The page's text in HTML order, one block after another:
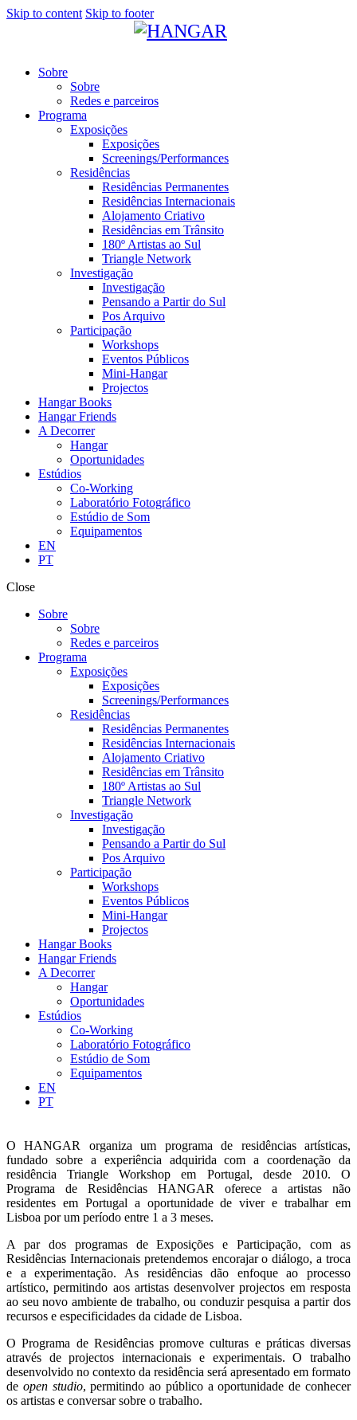
Skip to content Skip to footer
Sobre
Sobre
Redes e parceiros
Programa
Exposições
Exposições
Screenings/Performances
Residências
Residências Permanentes
Residências Internacionais
Alojamento Criativo
Residências em Trânsito
180º Artistas ao Sul
Triangle Network
Investigação
Investigação
Pensando a Partir do Sul
Pos Arquivo
Participação
Workshops
Eventos Públicos
Mini-Hangar
Projectos
Hangar Books
Hangar Friends
A Decorrer
Hangar
Oportunidades
Estúdios
Co-Working
Laboratório Fotográfico
Estúdio de Som
Equipamentos
EN
PT
Close
Sobre
Sobre
Redes e parceiros
Programa
Exposições
Exposições
Screenings/Performances
Residências
Residências Permanentes
Residências Internacionais
Alojamento Criativo
Residências em Trânsito
180º Artistas ao Sul
Triangle Network
Investigação
Investigação
Pensando a Partir do Sul
Pos Arquivo
Participação
Workshops
Eventos Públicos
Mini-Hangar
Projectos
Hangar Books
Hangar Friends
A Decorrer
Hangar
Oportunidades
Estúdios
Co-Working
Laboratório Fotográfico
Estúdio de Som
Equipamentos
EN
PT
O HANGAR organiza um programa de residências artísticas,
fundado sobre a experiência adquirida com a coordenação da
residência Triangle Workshop em Portugal, desde 2010. O
Programa de Residências HANGAR oferece a artistas não
residentes em Portugal a oportunidade de viver e trabalhar em
Lisboa por um período entre 1 a 3 meses.
A par dos programas de Exposições e Participação, com as
Residências Internacionais pretendemos encorajar o diálogo, a troca
e a experimentação. As residências dão enfoque ao processo
artístico, permitindo aos artistas desenvolver projectos em resposta
ao seu novo ambiente de trabalho, ou conduzir pesquisa a partir dos
recursos e especificidades da cidade de Lisboa.
O Programa de Residências promove culturas e práticas diversas
através de projectos internacionais e experimentais. O trabalho
desenvolvido no contexto da residência será apresentado em formato
de open studio, permitindo ao público a oportunidade de conhecer
os artistas e conversar sobre o trabalho.